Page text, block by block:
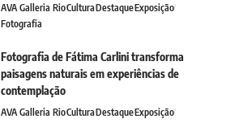
AVA Galleria RioCulturaDestaqueExposição
Fotografia
Fotografia de Fátima Carlini transforma
paisagens naturais em experiências de
contemplação
AVA Galleria RioCulturaDestaqueExposição